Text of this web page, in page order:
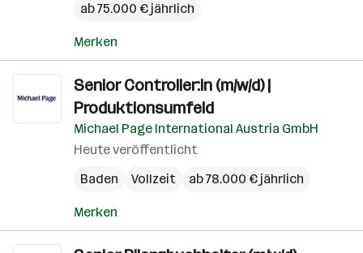
ab 75.000 € jährlich
Merken
Senior Controller:in (m/w/d) |
Produktionsumfeld
Michael Page International Austria GmbH
Heute veröffentlicht
Baden
Vollzeit ab 78.000 € jährlich
Merken